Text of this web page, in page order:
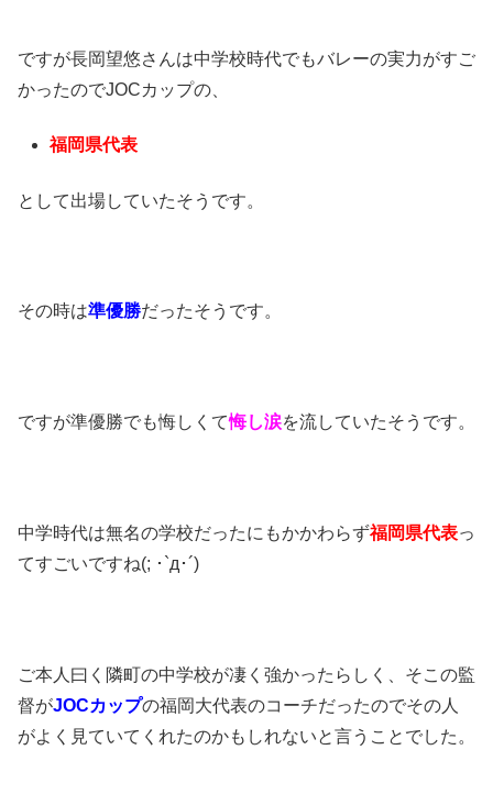
ですが長岡望悠さんは中学校時代でもバレーの実力がすご
かったのでJOCカップの、
福岡県代表
として出場していたそうです。
その時は準優勝だったそうです。
ですが準優勝でも悔しくて悔し涙を流していたそうです。
中学時代は無名の学校だったにもかかわらず福岡県代表っ
てすごいですね(; ･`д･´)
ご本人曰く隣町の中学校が凄く強かったらしく、そこの監
督がJOCカップの福岡大代表のコーチだったのでその人
がよく見ていてくれたのかもしれないと言うことでした。